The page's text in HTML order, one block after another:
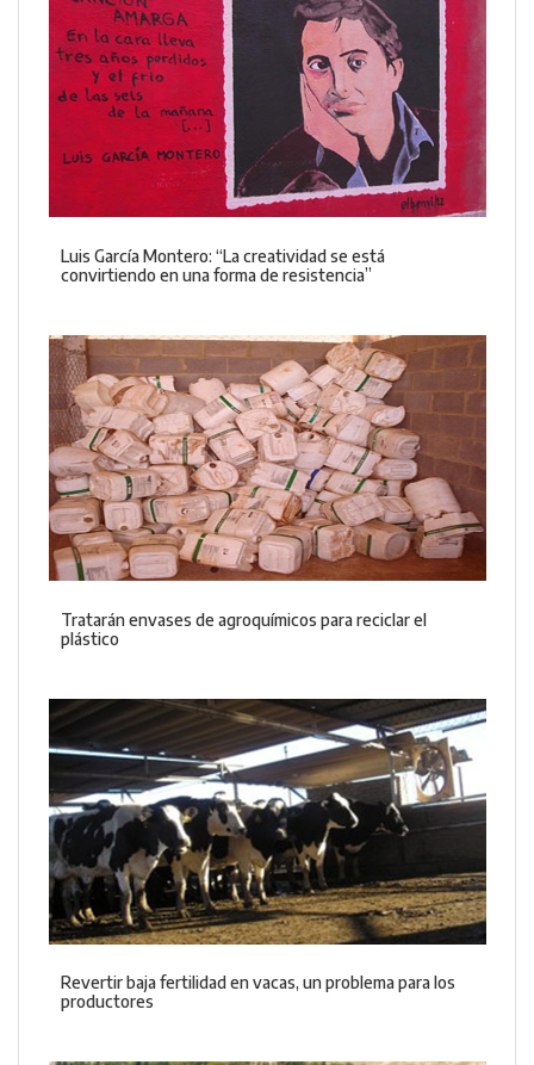
Luis García Montero: “La creatividad se está
convirtiendo en una forma de resistencia”
Tratarán envases de agroquímicos para reciclar el
plástico
Revertir baja fertilidad en vacas, un problema para los
productores